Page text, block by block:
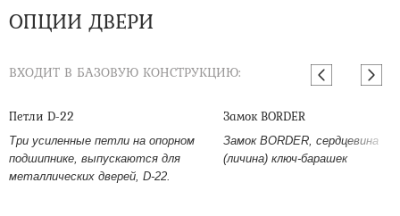
ОПЦИИ ДВЕРИ
ВХОДИТ В БАЗОВУЮ КОНСТРУКЦИЮ:
Петли D-22
Три усиленные петли на опорном
подшипнике, выпускаются для
металлических дверей, D-22.
Замок BORDER
Замок BORDER, сердцевина
(личина) ключ-барашек